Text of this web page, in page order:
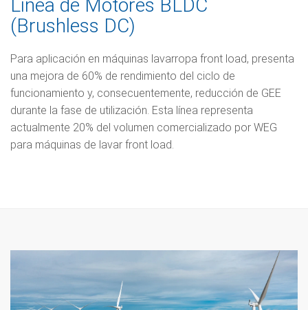
Línea de Motores BLDC
(Brushless DC)
Para aplicación en máquinas lavarropa front load, presenta
una mejora de 60% de rendimiento del ciclo de
funcionamiento y, consecuentemente, reducción de GEE
durante la fase de utilización. Esta línea representa
actualmente 20% del volumen comercializado por WEG
para máquinas de lavar front load.